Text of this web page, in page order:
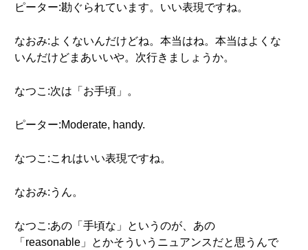
ピーター:勘ぐられています。いい表現ですね。
なおみ:よくないんだけどね。本当はね。本当はよくな
いんだけどまあいいや。次行きましょうか。
なつこ:次は「お手頃」。
ピーター:Moderate, handy.
なつこ:これはいい表現ですね。
なおみ:うん。
なつこ:あの「手頃な」というのが、あの
「reasonable」とかそういうニュアンスだと思うんで